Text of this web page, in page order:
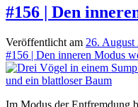
#156 | Den
Veröffentlicht am 26. August
#156 | Den inneren Modus